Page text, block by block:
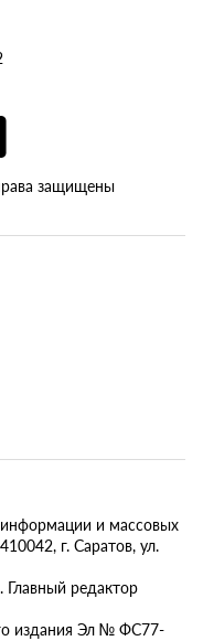
защищены
и массовых
г. Саратов, ул.
редактор
издания Эл № ФС77-